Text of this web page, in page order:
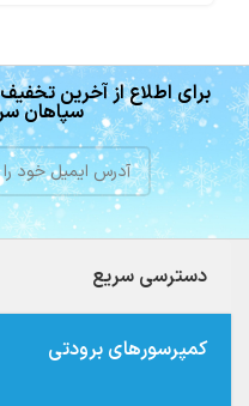
برای اطلاع از آخرین
سپاهان
دسترسی سریع
کمپرسورهای برودتی